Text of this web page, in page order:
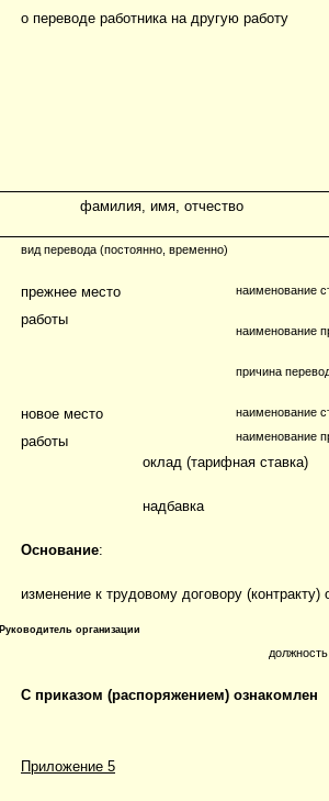
о переводе работника на другую работу
фамилия, имя, отчество
вид перевода (постоянно, временно)
прежнее место
работы
наименование
наименование
причина
новое место
работы
наименование
наименование
оклад (тарифная ставка)
надбавка
Основание:
изменение к трудовому договору
Руководитель организации
должность
С приказом (распоряжением) ознакомлен
Приложение 5